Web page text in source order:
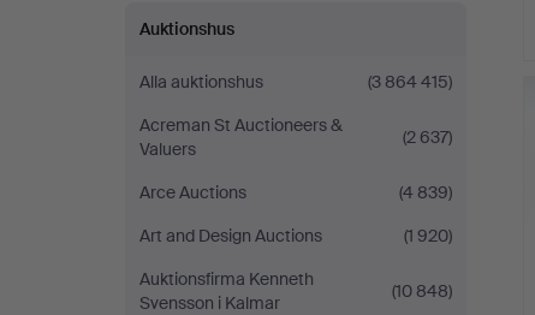
Auktionshus
Alla auktionshus
(3 864 415)
Acreman St Auctioneers &
Valuers
(2 637)
Arce Auctions
(4 839)
Art and Design Auctions
(1 920)
Auktionsfirma Kenneth
Svensson i Kalmar
(10 848)